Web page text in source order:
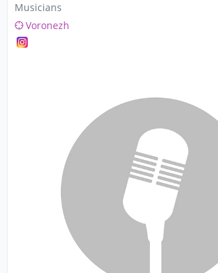
Musicians
Voronezh